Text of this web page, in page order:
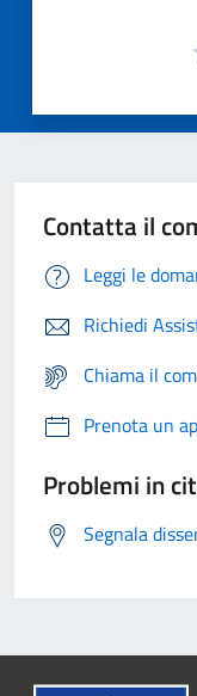
Contatta il
Leggi le
Richiedi
Chiama il
Prenota un
Problemi in
Segnala